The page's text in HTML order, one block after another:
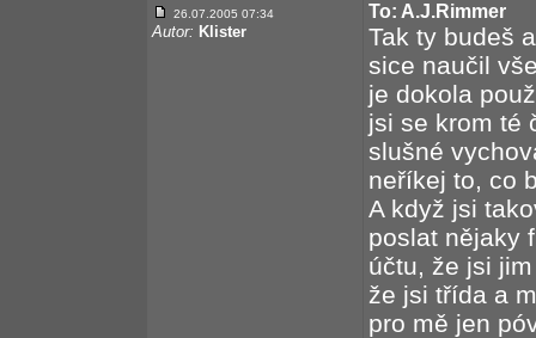
26.07.2005 07:34
Autor: Klister
To: A.J.Rimmer
Tak ty budeš
sice naučil
je dokola
jsi se krom té
slušné
neříkej to, co
A když jsi
poslat nějaky
účtu, že jsi
že jsi třída a
pro mě jen